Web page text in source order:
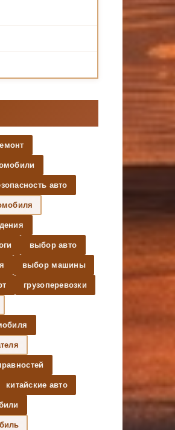
авто
выбор авто
выбор машины
грузоперевозки
китайские авто